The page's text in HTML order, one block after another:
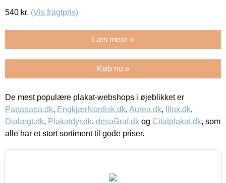
540 kr. (Vis fragtpris)
Læs mere »
Køb nu »
De mest populære plakat-webshops i øjeblikket er
Papapapa.dk, EngkjærNordisk.dk, Aurea.dk, Illux.dk,
Dialægt.dk, Plakatdyr.dk, desaGraf.dk og Citatplakat.dk, som
alle har et stort sortiment til gode priser.